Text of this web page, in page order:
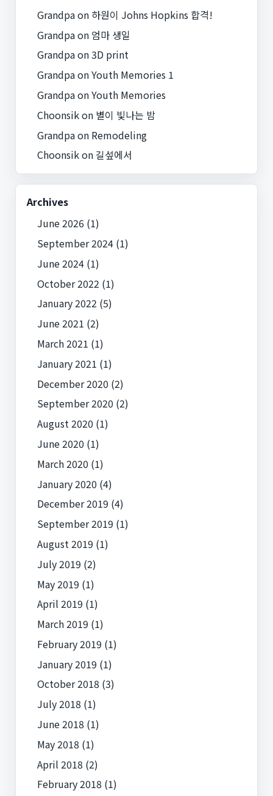
Grandpaon 하원이 Johns Hopkins 합격!
Grandpaon 엄마 생일
Grandpaon3D print
GrandpaonYouth Memories 1
GrandpaonYouth Memories
Choonsikon 별이 빛나는 밤
Grandpaon Remodeling
Choonsikon 길섶에서
Archives
June 2026(1)
September 2024(1)
June 2024(1)
October 2022 (1)
January 2022 (5)
June 2021 (2)
March 2021 (1)
January 2021 (1)
December 2020 (2)
September 2020 (2)
August 2020 (1)
June 2020 (1)
March 2020 (1)
January 2020 (4)
December 2019 (4)
September 2019 (1)
August 2019 (1)
July 2019 (2)
May 2019 (1)
April 2019 (1)
March 2019 (1)
February 2019 (1)
January 2019 (1)
October 2018 (3)
July 2018 (1)
June 2018 (1)
May 2018 (1)
April 2018 (2)
February 2018 (1)